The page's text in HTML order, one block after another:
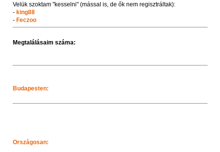
Velük szoktam "kesselni" (mással is, de ők nem regisztráltak):
- king88
- Feczoo
Megtalálásaim száma:
Budapesten:
Országosan: